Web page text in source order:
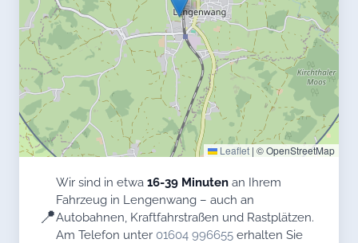
Leaflet | © OpenStreetMap
📍
Wir sind in etwa 16-39 Minuten an Ihrem
Fahrzeug in Lengenwang – auch an
Autobahnen, Kraftfahrstraßen und Rastplätzen.
Am Telefon unter 01604 996655 erhalten Sie